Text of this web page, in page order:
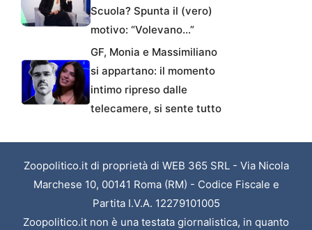
Scuola? Spunta il (vero)
motivo: “Volevano…”
GF, Monia e Massimiliano
si appartano: il momento
intimo ripreso dalle
telecamere, si sente tutto
Zoopolitico.it di proprietà di WEB 365 SRL - Via Nicola
Marchese 10, 00141 Roma (RM) - Codice Fiscale e
Partita I.V.A. 12279101005
Zoopolitico.it non è una testata giornalistica, in quanto